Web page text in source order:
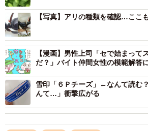
驚く人が続出したさうすさんの観察方
でした。
アリの種類はナニ？特定するた
観察開始！
まずは、家に侵入したアリが、どこか
か徹底調査。
【写真】アリの種類を確認…ここ
【漫画】男性上司「セで始まって
だ？」バイト仲間女性の模範解答
雪印「６Ｐチーズ」←なんて読む
んて…」衝撃広がる